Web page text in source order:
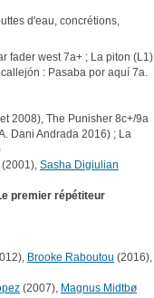
d'eau, concrétions,
fader west 7a+ ; La piton (L1)
: Pasaba por aquí 7a.
2008), The Punisher 8c+/9a
Dani Andrada 2016) ; La
(2001), Sasha Digiulian
premier répétiteur
Brooke Raboutou (2016),
(2007), Magnus Midtbø